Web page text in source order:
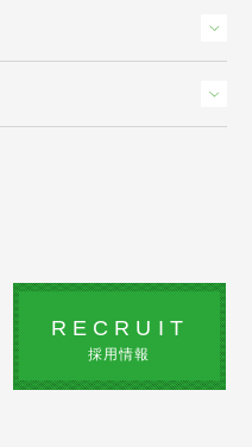
RECRUIT
採用情報